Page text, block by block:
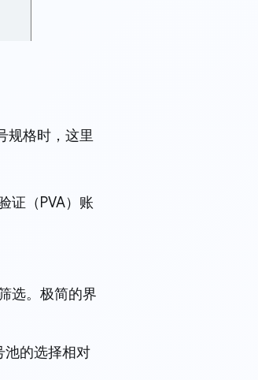
规格时，这里
证（PVA）账
选。极简的界
池的选择相对